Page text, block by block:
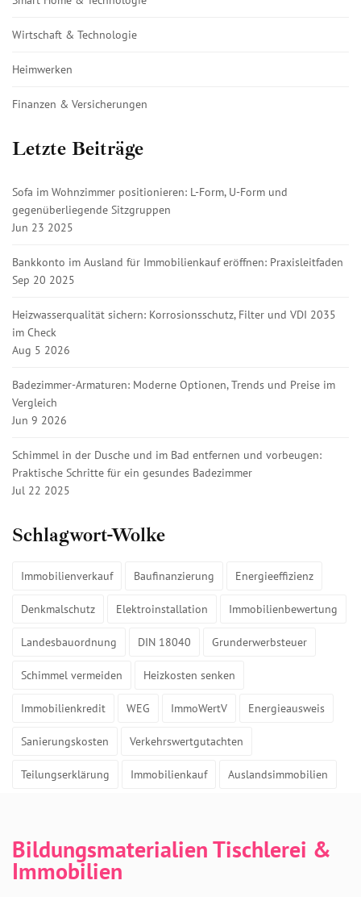
Wirtschaft & Technologie
Heimwerken
Finanzen & Versicherungen
Letzte Beiträge
Sofa im Wohnzimmer positionieren: L-Form, U-Form und
gegenüberliegende Sitzgruppen
Jun 23 2025
Bankkonto im Ausland für Immobilienkauf eröffnen: Praxisleitfaden
Sep 20 2025
Heizwasserqualität sichern: Korrosionsschutz, Filter und VDI 2035
im Check
Aug 5 2026
Badezimmer-Armaturen: Moderne Optionen, Trends und Preise im
Vergleich
Jun 9 2026
Schimmel in der Dusche und im Bad entfernen und vorbeugen:
Praktische Schritte für ein gesundes Badezimmer
Jul 22 2025
Schlagwort-Wolke
Immobilienverkauf Baufinanzierung Energieeffizienz
Denkmalschutz Elektroinstallation Immobilienbewertung
Landesbauordnung DIN 18040 Grunderwerbsteuer
Schimmel vermeiden Heizkosten senken
Immobilienkredit WEG ImmoWertV Energieausweis
Sanierungskosten Verkehrswertgutachten
Teilungserklärung Immobilienkauf Auslandsimmobilien
Bildungsmaterialien Tischlerei &
Immobilien